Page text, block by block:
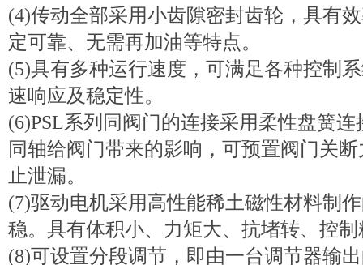
(4)传动全部采用小齿隙密封齿轮，具有
定可靠、无需再加油等特点。
(5)具有多种运行速度，可满足各种控制
速响应及稳定性。
(6)PSL系列同阀门的连接采用柔性盘簧
同轴给阀门带来的影响，可预置阀门关
止泄漏。
(7)驱动电机采用高性能稀土磁性材料制
稳。具有体积小、力矩大、抗堵转、控
(8)可设置分段调节，即由一台调节器输